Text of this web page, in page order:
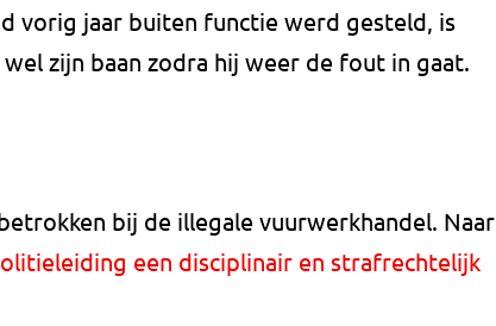
vorig jaar buiten functie werd gesteld, is
zijn baan zodra hij weer de fout in gaat.
bij de illegale vuurwerkhandel. Naar
een disciplinair en strafrechtelijk